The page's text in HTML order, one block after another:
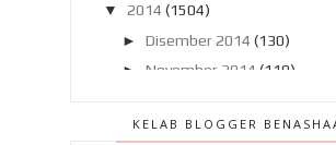
▼
2014 (1504)
► Disember 2014 (130)
► November 2014 (119)
►September 2014 (121)
KELAB BLOGGER